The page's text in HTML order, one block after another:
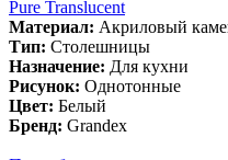
Pure Translucent
Материал: Акриловый
Тип: Столешницы
Назначение: Для кухни
Рисунок: Однотонные
Цвет: Белый
Бренд: Grandex